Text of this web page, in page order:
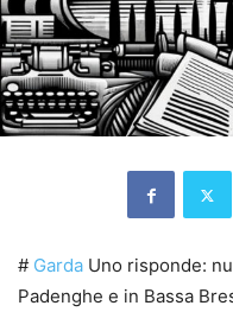
# Garda Uno risponde:
Padenghe e in Bassa